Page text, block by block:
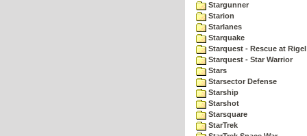
Stargunner
Starion
Starlanes
Starquake
Starquest - Rescue at Rigel
Starquest - Star Warrior
Stars
Starsector Defense
Starship
Starshot
Starsquare
StarTrek